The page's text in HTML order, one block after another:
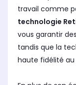
travail comme
technologie
vous garantir
tandis que la
haute fidélité au